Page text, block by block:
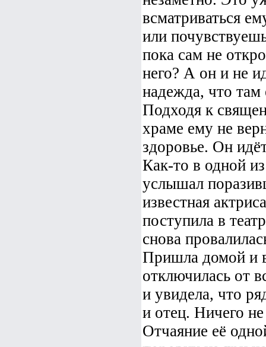
всматриваться
или
пока сам не
него? А он и не
надежда, что
Подходя к
храме ему не
здоровье. Он
Как-то в одной
услышал
известная
поступила в
снова
Пришла домой и
отключилась от
и увидела, что
и отец. Ничего
Отчаяние её